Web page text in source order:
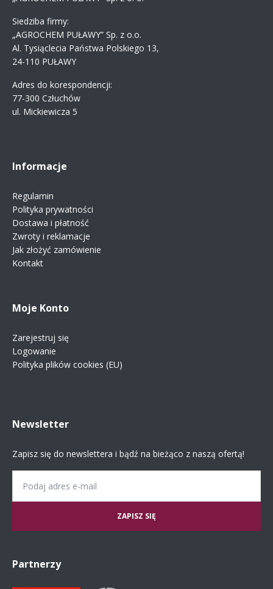
Siedziba firmy:
„AGROCHEM PUŁAWY” Sp. z o.o.
Al. Tysiąclecia Państwa Polskiego 13,
24-110 PUŁAWY
Adres do korespondencji:
77-300 Człuchów
ul. Mickiewicza 5
Informacje
Regulamin
Polityka prywatności
Dostawa i płatność
Zwroty i reklamacje
Jak złożyć zamówienie
Kontakt
Moje Konto
Zarejestruj się
Logowanie
Polityka plików cookies (EU)
Newsletter
Zapisz się do newslettera i bądź na bieżąco z naszą ofertą!
Partnerzy